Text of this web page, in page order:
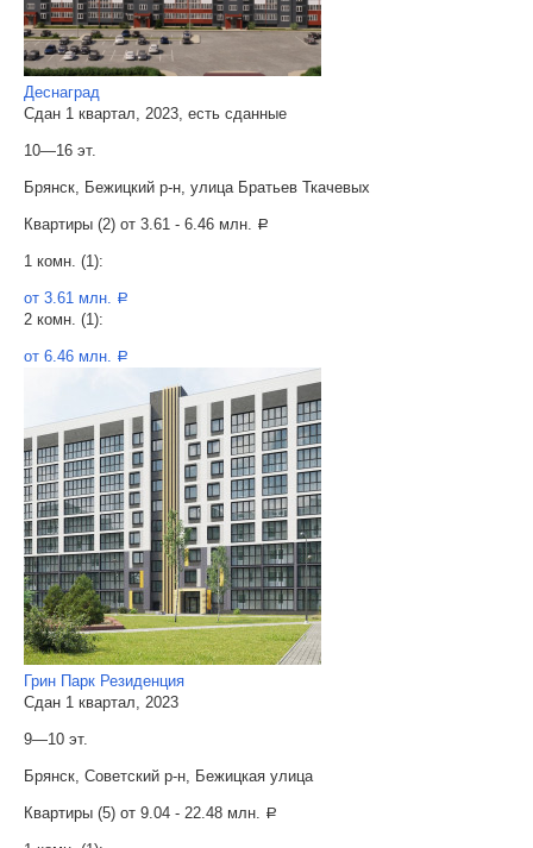
Деснаград
Сдан 1 квартал, 2023, есть сданные
10—16 эт.
Брянск, Бежицкий р-н, улица Братьев Ткачевых
Квартиры (2) от 3.61 - 6.46 млн. a
1 комн. (1):
от 3.61 млн. a
2 комн. (1):
от 6.46 млн. a
Грин Парк Резиденция
Сдан 1 квартал, 2023
9—10 эт.
Брянск, Советский р-н, Бежицкая улица
Квартиры (5) от 9.04 - 22.48 млн. a